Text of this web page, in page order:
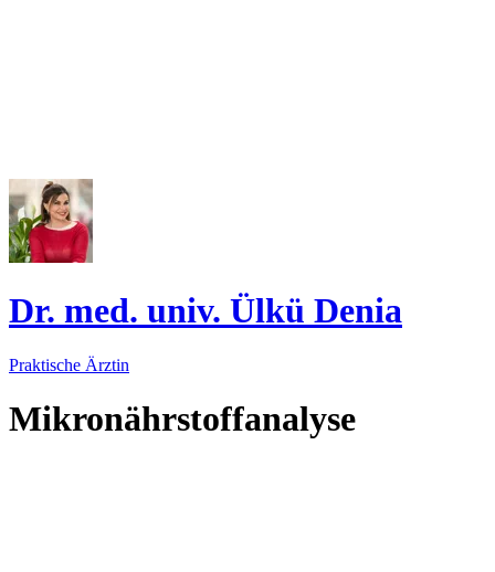
Dr. med. univ. Ülkü Denia
Praktische Ärztin
Mikronährstoffanalyse